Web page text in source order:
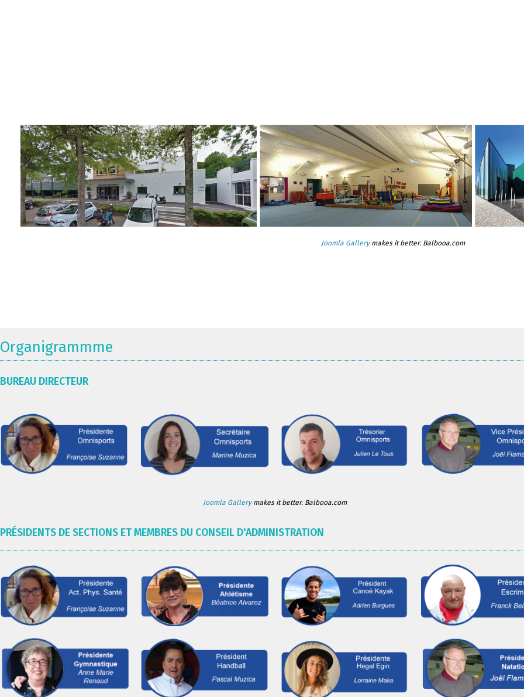
Joomla Gallerymakes it better. Balbooa.com
Organigrammme
BUREAU DIRECTEUR
Joomla Gallerymakes it better. Balbooa.com
PRÉSIDENTS DE SECTIONS ET MEMBRES DU CONSEIL D'ADMINISTRATION